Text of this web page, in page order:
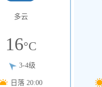
多云
16°C
3-4级
日落 20:00